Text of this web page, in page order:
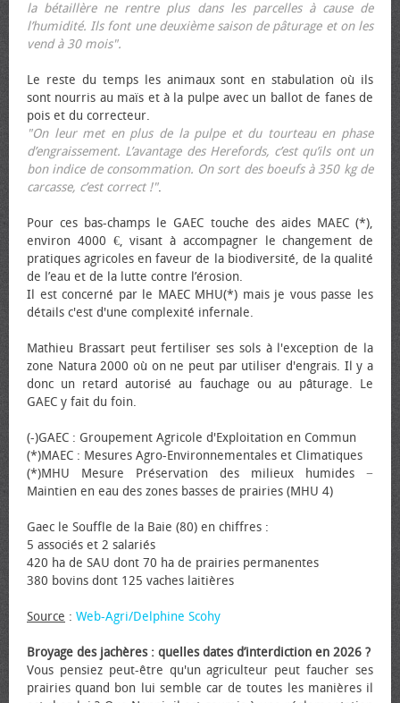
la bétaillère ne rentre plus dans les parcelles à cause de
l’humidité. Ils font une deuxième saison de pâturage et on les
vend à 30 mois".
Le reste du temps les animaux sont en stabulation où ils
sont nourris au maïs et à la pulpe avec un ballot de fanes de
pois et du correcteur.
"On leur met en plus de la pulpe et du tourteau en phase
d’engraissement. L’avantage des Herefords, c’est qu’ils ont un
bon indice de consommation. On sort des bœufs à 350 kg de
carcasse, c’est correct !".
Pour ces bas-champs le GAEC touche des aides MAEC (*),
environ 4000 €, visant à accompagner le changement de
pratiques agricoles en faveur de la biodiversité, de la qualité
de l’eau et de la lutte contre l’érosion.
Il est concerné par le MAEC MHU(*) mais je vous passe les
détails c'est d'une complexité infernale.
Mathieu Brassart peut fertiliser ses sols à l'exception de la
zone Natura 2000 où on ne peut par utiliser d'engrais. Il y a
donc un retard autorisé au fauchage ou au pâturage. Le
GAEC y fait du foin.
(-)GAEC : Groupement Agricole d'Exploitation en Commun
(*)MAEC : Mesures Agro-Environnementales et Climatiques
(*)MHU Mesure Préservation des milieux humides −
Maintien en eau des zones basses de prairies (MHU 4)
Gaec le Souffle de la Baie (80) en chiffres :
5 associés et 2 salariés
420 ha de SAU dont 70 ha de prairies permanentes
380 bovins dont 125 vaches laitières
Source : Web-Agri/Delphine Scohy
Broyage des jachères : quelles dates d’interdiction en 2026 ?
Vous pensiez peut-être qu'un agriculteur peut faucher ses
prairies quand bon lui semble car de toutes les manières il